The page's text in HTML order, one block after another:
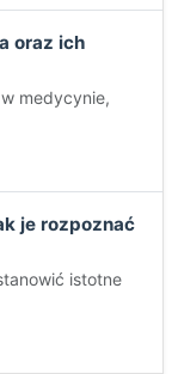
oraz ich
medycynie,
je rozpoznać
istotne